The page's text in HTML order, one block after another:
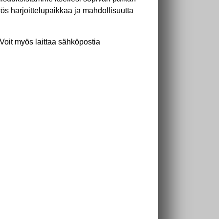
harjoittelupaikkaa ja mahdollisuutta
myös laittaa sähköpostia